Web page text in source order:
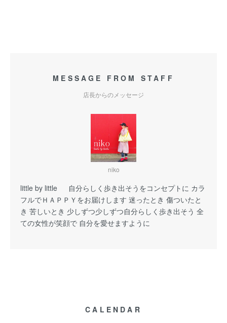
MESSAGE FROM STAFF
店長からのメッセージ
niko
little by little 自分らしく歩き出そうをコンセプトに カラ
フルでＨＡＰＰＹをお届けします 迷ったとき 傷ついたと
き 苦しいとき 少しずつ少しずつ自分らしく歩き出そう 全
ての女性が笑顔で 自分を愛せますように
CALENDAR